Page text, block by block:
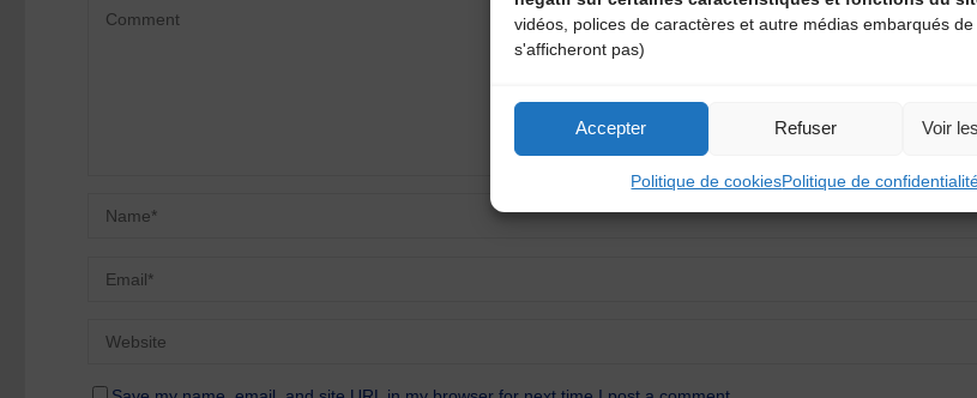
vidéos, polices de caractères et autre médias embarqués
s'afficheront pas)
Accepter Refuser Voir
Politique de cookiesPolitique de